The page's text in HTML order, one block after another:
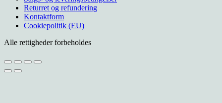
varianter.
Mulighederne
kan
vælges
på
Returret og refundering
Kontaktform
Cookiepolitik (EU)
Alle rettigheder forbeholdes